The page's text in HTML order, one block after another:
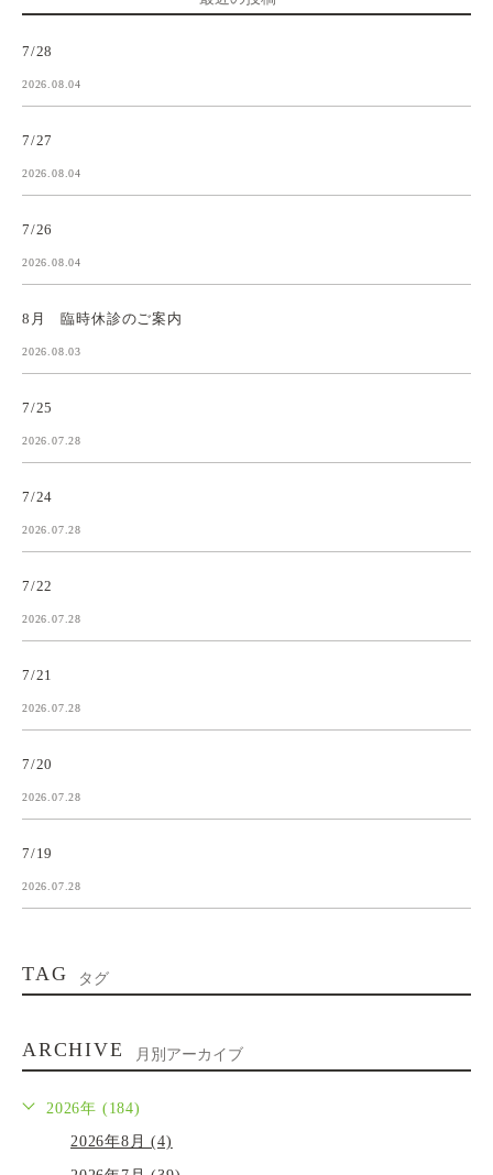
7/28
2026.08.04
7/27
2026.08.04
7/26
2026.08.04
8月 臨時休診のご案内
2026.08.03
7/25
2026.07.28
7/24
2026.07.28
7/22
2026.07.28
7/21
2026.07.28
7/20
2026.07.28
7/19
2026.07.28
TAG タグ
ARCHIVE 月別アーカイブ
2026年 (184)
2026年8月 (4)